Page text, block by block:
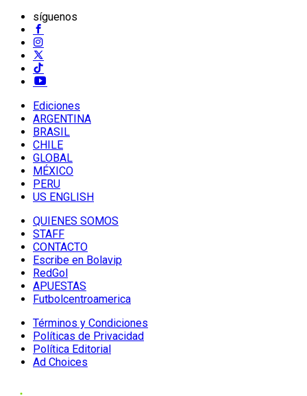
síguenos
Ediciones
ARGENTINA
BRASIL
CHILE
GLOBAL
MÉXICO
PERU
US ENGLISH
QUIENES SOMOS
STAFF
CONTACTO
Escribe en Bolavip
RedGol
APUESTAS
Futbolcentroamerica
Términos y Condiciones
Políticas de Privacidad
Política Editorial
Ad Choices